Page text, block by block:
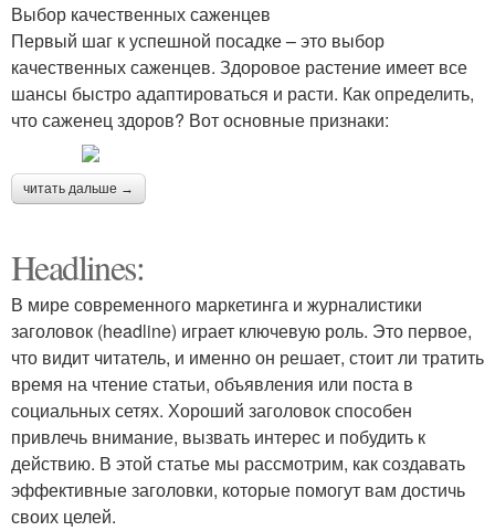
Выбор качественных саженцев
Первый шаг к успешной посадке – это выбор
качественных саженцев. Здоровое растение имеет все
шансы быстро адаптироваться и расти. Как определить,
что саженец здоров? Вот основные признаки:
читать дальше →
Headlines:
В мире современного маркетинга и журналистики
заголовок (headline) играет ключевую роль. Это первое,
что видит читатель, и именно он решает, стоит ли тратить
время на чтение статьи, объявления или поста в
социальных сетях. Хороший заголовок способен
привлечь внимание, вызвать интерес и побудить к
действию. В этой статье мы рассмотрим, как создавать
эффективные заголовки, которые помогут вам достичь
своих целей.